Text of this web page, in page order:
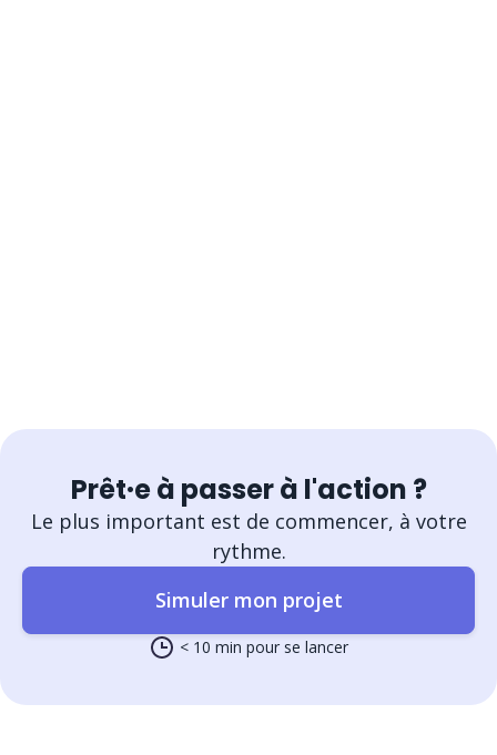
Prêt·e à passer à l'action ?
Le plus important est de commencer, à votre
rythme.
Simuler mon projet
< 10 min pour se lancer